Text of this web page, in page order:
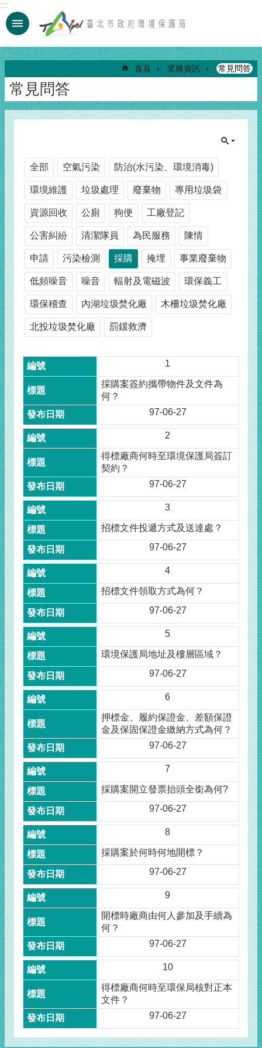
跳到主要內容區塊
:::
:::
首頁 業務資訊 常見問答
常見問答
全部 空氣污染 防治(水污染、環境消毒)
環境維護 垃圾處理 廢棄物 專用垃圾袋
資源回收 公廁 狗便 工廠登記
公害糾紛 清潔隊員 為民服務 陳情
申請 污染檢測 採購 掩埋 事業廢棄物
低頻噪音 噪音 輻射及電磁波 環保義工
環保稽查 內湖垃圾焚化廠 木柵垃圾焚化廠
北投垃圾焚化廠 罰鍰救濟
1
採購案簽約攜帶物件及文件為
何？
97-06-27
2
得標廠商何時至環境保護局簽訂
契約？
97-06-27
3
招標文件投遞方式及送達處？
97-06-27
4
招標文件領取方式為何？
97-06-27
5
環境保護局地址及樓層區域？
97-06-27
6
押標金、履約保證金、差額保證
金及保固保證金繳納方式為何？
97-06-27
7
採購案開立發票抬頭全銜為何?
97-06-27
8
採購案於何時何地開標？
97-06-27
9
開標時廠商由何人參加及手續為
何？
97-06-27
10
得標廠商何時至環保局核對正本
文件？
97-06-27